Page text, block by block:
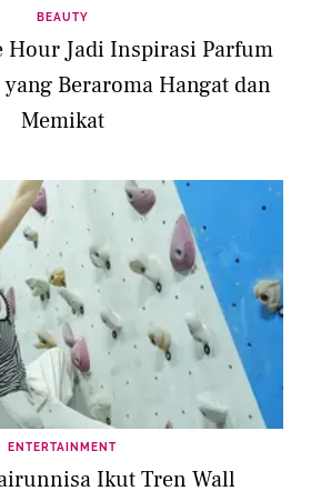
BEAUTY
Hour Jadi Inspirasi Parfum
yang Beraroma Hangat dan
Memikat
ENTERTAINMENT
Ikut Tren Wall